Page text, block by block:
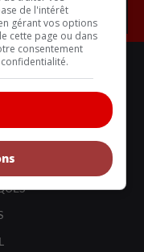
de l'intérêt
gérant vos options
cette page ou dans
consentement